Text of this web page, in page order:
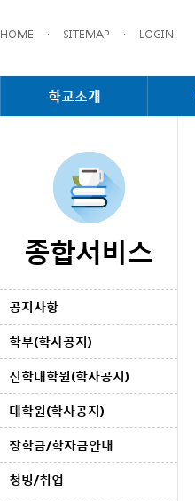
HOME · SITEMAP · LOGIN
학교소개
종합서비스
공지사항
학부(학사공지)
신학대학원(학사공지)
대학원(학사공지)
장학금/학자금안내
청빙/취업